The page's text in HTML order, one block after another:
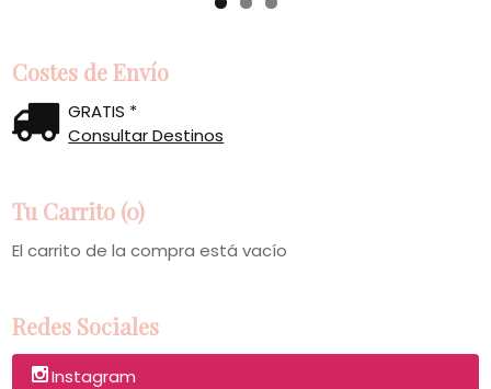
Costes de Envío
GRATIS *
Consultar Destinos
Tu Carrito (0)
El carrito de la compra está vacío
Redes Sociales
Instagram